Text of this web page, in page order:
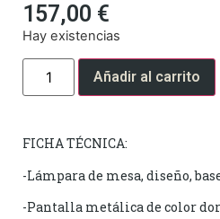
157,00 €
Hay existencias
Añadir al carrito
FICHA TÉCNICA:
-Lámpara de mesa, diseño,
-Pantalla metálica de color